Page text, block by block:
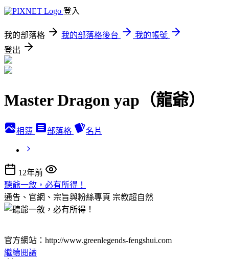
登入
我的部落格 我的部落格後台
我的帳號
登出
Master Dragon yap（龍爺）
相簿 部落格 名片
12年前
聽爺一敘，必有所得！
通告、官網、宗旨與粉絲專頁 宗教超自然
官方網站：http://www.greenlegends-fengshui.com
繼續閱讀